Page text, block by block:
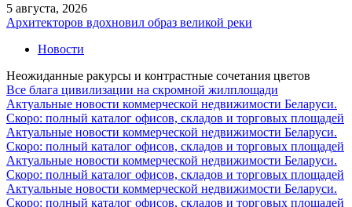
5 августа, 2026
Архитекторов вдохновил образ великой реки
Новости
Неожиданные ракурсы и контрастные сочетания цветов
Все блага цивилизации на скромной жилплощади
Актуальные новости коммерческой недвижимости Беларуси.
Скоро: полный каталог офисов, складов и торговых площадей
Актуальные новости коммерческой недвижимости Беларуси.
Скоро: полный каталог офисов, складов и торговых площадей
Актуальные новости коммерческой недвижимости Беларуси.
Скоро: полный каталог офисов, складов и торговых площадей
Актуальные новости коммерческой недвижимости Беларуси.
Скоро: полный каталог офисов, складов и торговых площадей